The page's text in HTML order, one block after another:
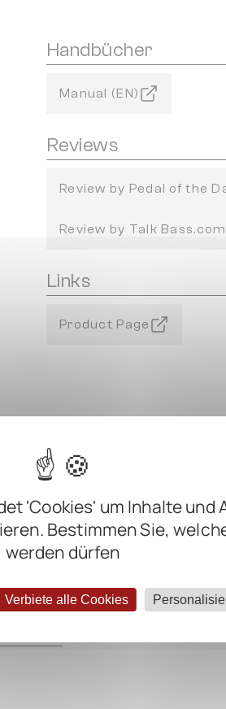
'Cookies' um Inhalte und
Bestimmen Sie,
werden dürfen
Verbiete alle Cookies
Handbücher
Manual (EN)
Reviews
Review by Pedal of the
Review by Talk Bass.com
Links
Product Page